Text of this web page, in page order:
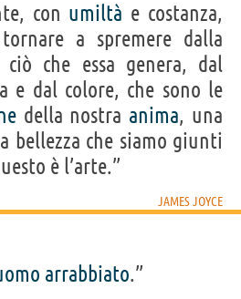
con umiltà e costanza,
a spremere dalla
che essa genera, dal
e dal colore, che sono le
della nostra anima, una
bellezza che siamo giunti
è l’arte.”
JAMES JOYCE
arrabbiato.”